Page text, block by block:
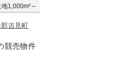
地1,000m²～
郡吉見町
競売物件